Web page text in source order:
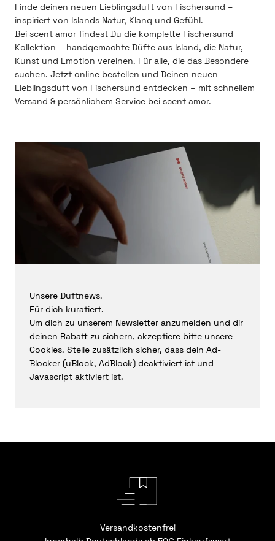
Finde deinen neuen Lieblingsduft von Fischersund –
inspiriert von Islands Natur, Klang und Gefühl.
Bei scent amor findest Du die komplette Fischersund
Kollektion – handgemachte Düfte aus Island, die Natur,
Kunst und Emotion vereinen. Für alle, die das Besondere
suchen. Jetzt online bestellen und Deinen neuen
Lieblingsduft von Fischersund entdecken – mit schnellem
Versand & persönlichem Service bei scent amor.
Unsere Duftnews.
Für dich kuratiert.
Um dich zu unserem Newsletter anzumelden und dir
deinen Rabatt zu sichern, akzeptiere bitte unsere
Cookies. Stelle zusätzlich sicher, dass dein Ad-
Blocker (uBlock, AdBlock) deaktiviert ist und
Javascript aktiviert ist.
Versandkostenfrei